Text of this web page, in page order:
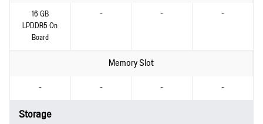
16 GB
LPDDR5 On
Board
- - -
Memory Slot
- - - -
Storage